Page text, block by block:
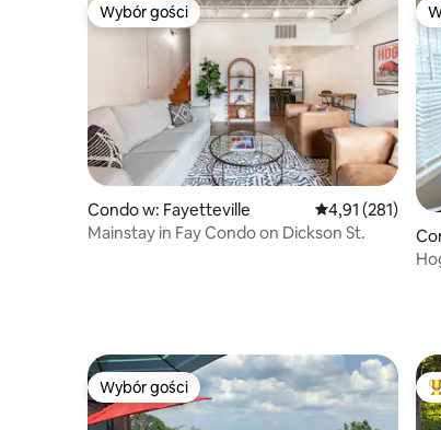
Wybór gości
Wybór gości
Condo w: Fayetteville Średnia ocena:
4,91 (281)
Mainstay in Fay Condo on Dickson St.
Wybór gości
Wybór gości